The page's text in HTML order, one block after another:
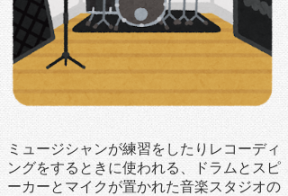
ミュージシャンが練習をしたりレコーディ
ングをするときに使われる、ドラムとスピ
ーカーとマイクが置かれた音楽スタジオの